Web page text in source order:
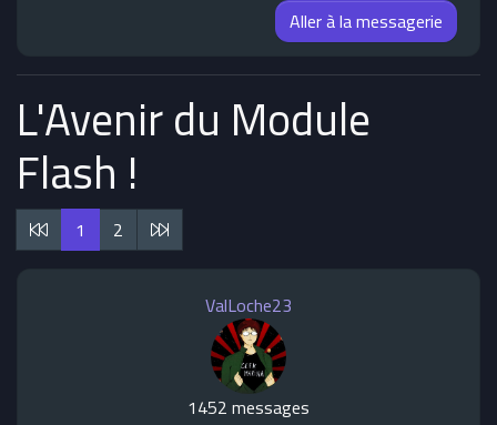
Aller à la messagerie
L'Avenir du Module
Flash !
1 2
ValLoche23
1452 messages